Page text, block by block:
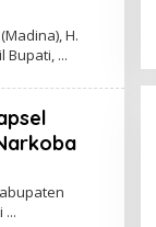
H.
Bupati,